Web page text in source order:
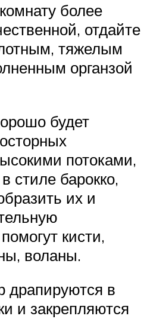
более
отдайте
тяжелым
органзой
будет
потоками,
стиле барокко,
их и
кисти,
воланы.
драпируются в
и закрепляются